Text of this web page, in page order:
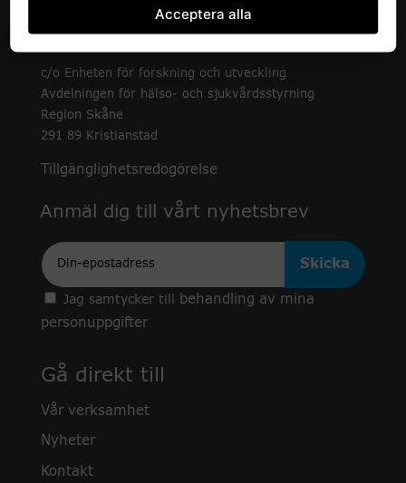
c/o Enheten för forskning och utveckling
Avdelningen för hälso- och sjukvårdsstyrning
Region Skåne
291 89 Kristianstad
Tillgänglighetsredogörelse
Anmäl dig till vårt nyhetsbrev
Epost
Jag samtycker till
behandling av mina
personuppgifter
Gå direkt till
Vår verksamhet
Nyheter
Kontakt
Acceptera alla